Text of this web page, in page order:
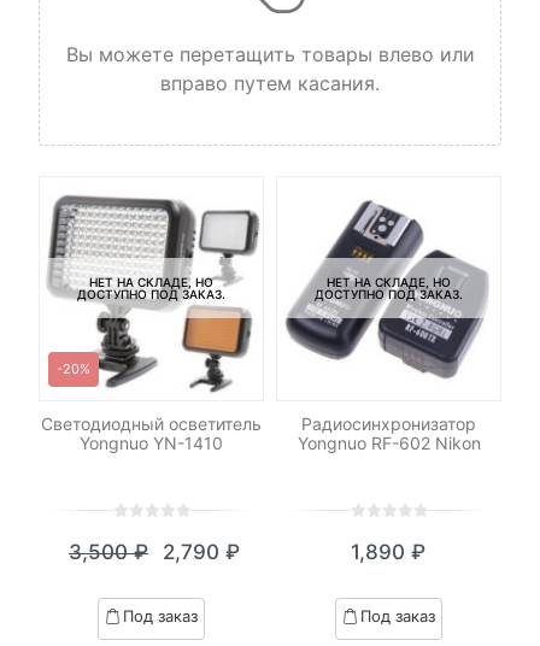
Вы можете перетащить товары влево или
вправо путем касания.
НЕТ НА СКЛАДЕ, НО
ДОСТУПНО ПОД ЗАКАЗ.
-20%
Светодиодный осветитель
Yongnuo YN-1410
out
based
on
3,500₽
Первоначальная
цена
составляла
2,790 ₽
Текущая
цена:
2,790 ₽.
Под заказ
НЕТ НА СКЛАДЕ, НО
ДОСТУПНО ПОД ЗАКАЗ.
Радиосинхронизатор
Yongnuo RF-602 Nikon
out
based
on
1,890 ₽
Под заказ